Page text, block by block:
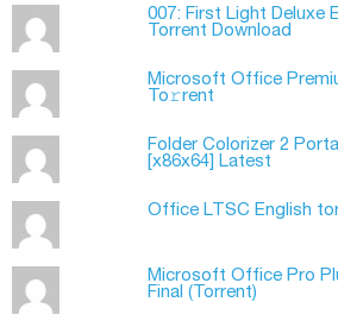
007: First Light Deluxe
Torrent Download
Microsoft Office
To𝚛rent
Folder Colorizer 2
[x86x64] Latest
Office LTSC English
Microsoft Office Pro
Final (Torrеnt)